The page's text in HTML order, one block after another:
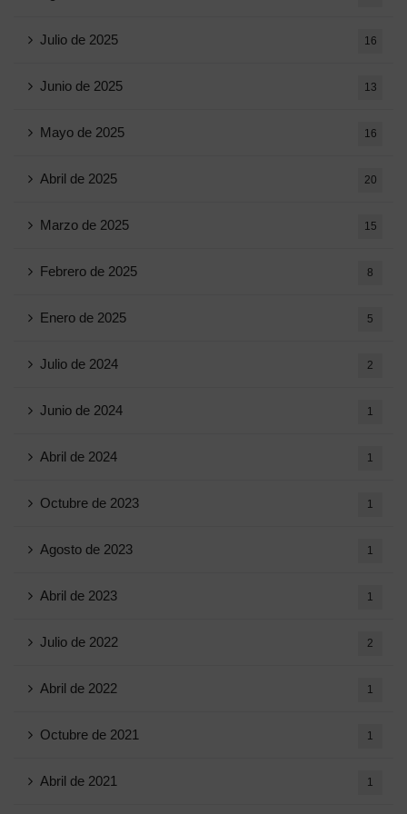
Julio de 2025 16
Junio ​​de 2025 13
Mayo de 2025 16
Abril de 2025 20
Marzo de 2025 15
Febrero de 2025 8
Enero de 2025 5
Julio de 2024 2
Junio ​​de 2024 1
Abril de 2024 1
Octubre de 2023 1
Agosto de 2023 1
Abril de 2023 1
Julio de 2022 2
Abril de 2022 1
Octubre de 2021 1
Abril de 2021 1